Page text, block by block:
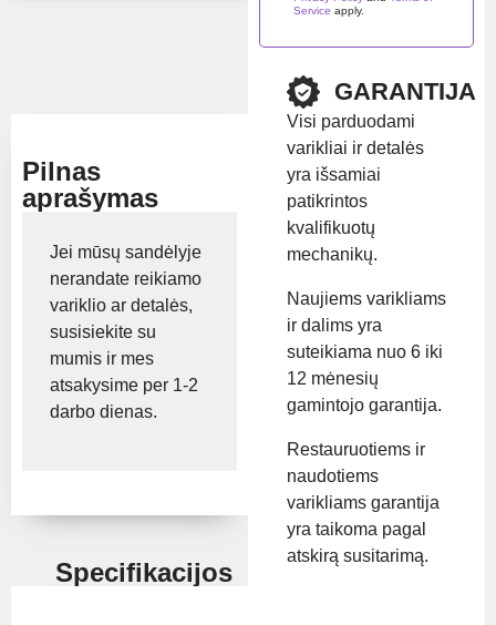
Pilnas
aprašymas
Jei mūsų sandėlyje
nerandate reikiamo
variklio ar detalės,
susisiekite su
mumis ir mes
atsakysime per 1-2
darbo dienas.
Specifikacijos
Service apply.
GARANTIJA
Visi parduodami
varikliai ir detalės
yra išsamiai
patikrintos
kvalifikuotų
mechanikų.
Naujiems varikliams
ir dalims yra
suteikiama nuo 6 iki
12 mėnesių
gamintojo garantija.
Restauruotiems ir
naudotiems
varikliams garantija
yra taikoma pagal
atskirą susitarimą.